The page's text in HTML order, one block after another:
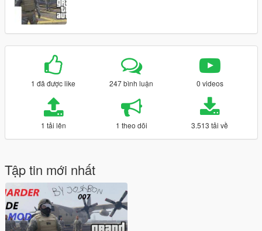
1 đã được like 247 bình luận 0 videos
1 tải lên 1 theo dõi 3.513 tải về
Tập tin mới nhất